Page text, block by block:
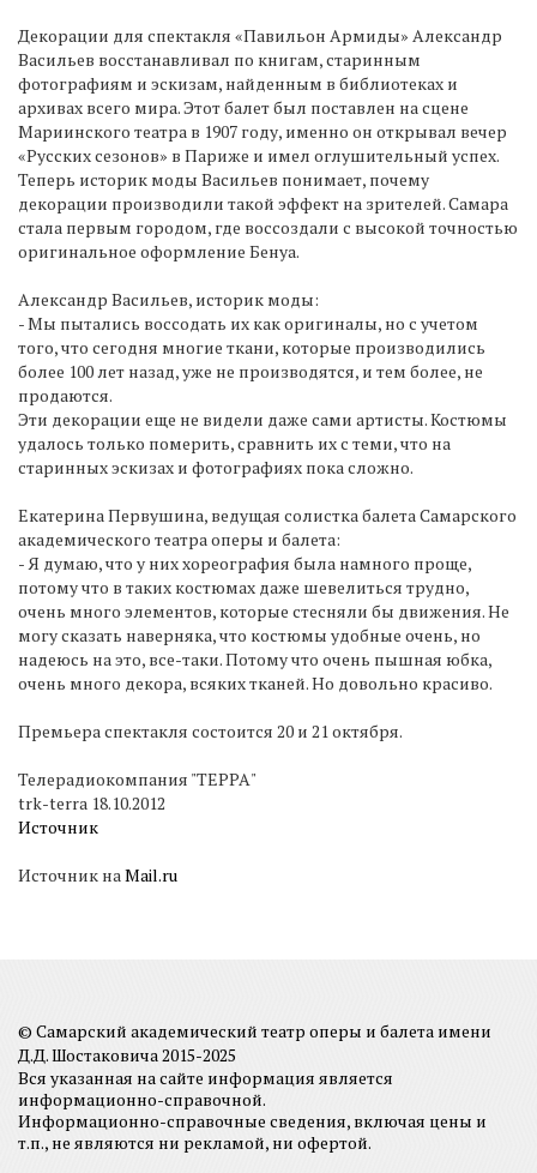
Декорации для спектакля «Павильон Армиды» Александр
Васильев восстанавливал по книгам, старинным
фотографиям и эскизам, найденным в библиотеках и
архивах всего мира. Этот балет был поставлен на сцене
Мариинского театра в 1907 году, именно он открывал вечер
«Русских сезонов» в Париже и имел оглушительный успех.
Теперь историк моды Васильев понимает, почему
декорации производили такой эффект на зрителей. Самара
стала первым городом, где воссоздали с высокой точностью
оригинальное оформление Бенуа.
Александр Васильев, историк моды:
- Мы пытались воссодать их как оригиналы, но с учетом
того, что сегодня многие ткани, которые производились
более 100 лет назад, уже не производятся, и тем более, не
продаются.
Эти декорации еще не видели даже сами артисты. Костюмы
удалось только померить, сравнить их с теми, что на
старинных эскизах и фотографиях пока сложно.
Екатерина Первушина, ведущая солистка балета Самарского
академического театра оперы и балета:
- Я думаю, что у них хореография была намного проще,
потому что в таких костюмах даже шевелиться трудно,
очень много элементов, которые стесняли бы движения. Не
могу сказать наверняка, что костюмы удобные очень, но
надеюсь на это, все-таки. Потому что очень пышная юбка,
очень много декора, всяких тканей. Но довольно красиво.
Премьера спектакля состоится 20 и 21 октября.
Телерадиокомпания "ТЕРРА"
trk-terra 18.10.2012
Источник
Источник наMail.ru
© Самарский академический театр оперы и балета имени
Д.Д. Шостаковича 2015-2025
Вся указанная на сайте информация является
информационно-справочной.
Информационно-справочные сведения, включая цены и
т.п., не являются ни рекламой, ни офертой.